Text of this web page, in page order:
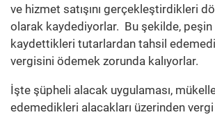
ve hizmet satışını gerçekleştirdikleri
olarak kaydediyorlar. Bu şekilde, peşin
kaydettikleri tutarlardan tahsil
vergisini ödemek zorunda kalıyorlar.
İşte şüpheli alacak uygulaması,
edemedikleri alacakları üzerinden